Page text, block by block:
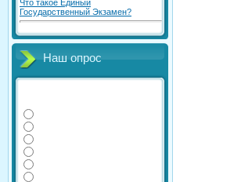
Что такое Единый
Государственный Экзамен?
Наш опрос